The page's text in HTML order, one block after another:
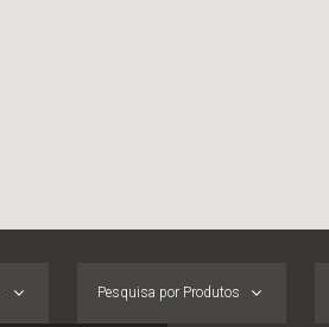
Pesquisa por Produtos